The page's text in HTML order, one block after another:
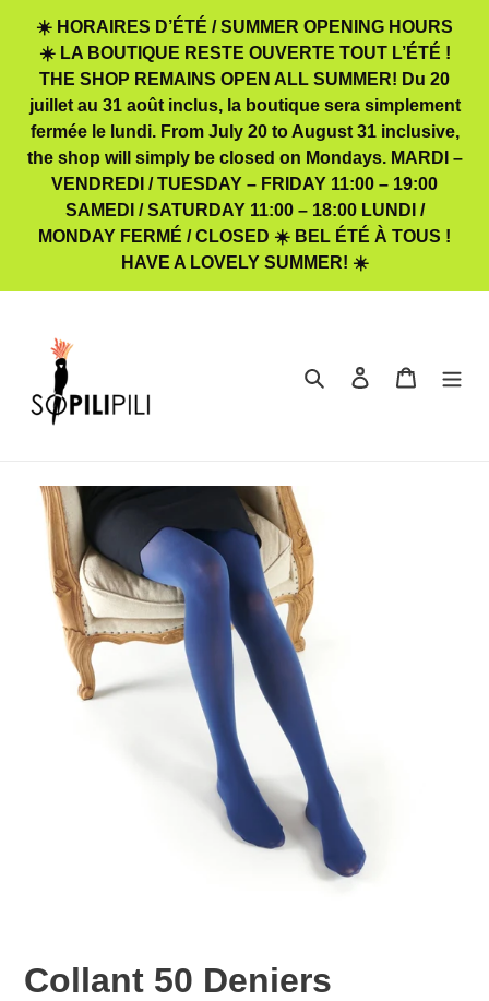
contenu
☀️ HORAIRES D’ÉTÉ / SUMMER OPENING HOURS
☀️ LA BOUTIQUE RESTE OUVERTE TOUT L’ÉTÉ !
THE SHOP REMAINS OPEN ALL SUMMER! Du 20
juillet au 31 août inclus, la boutique sera simplement
fermée le lundi. From July 20 to August 31 inclusive,
the shop will simply be closed on Mondays. MARDI –
VENDREDI / TUESDAY – FRIDAY 11:00 – 19:00
SAMEDI / SATURDAY 11:00 – 18:00 LUNDI /
MONDAY FERMÉ / CLOSED ☀️ BEL ÉTÉ À TOUS !
HAVE A LOVELY SUMMER! ☀️
RechercherSe connecter
Panier
Collant 50 Deniers